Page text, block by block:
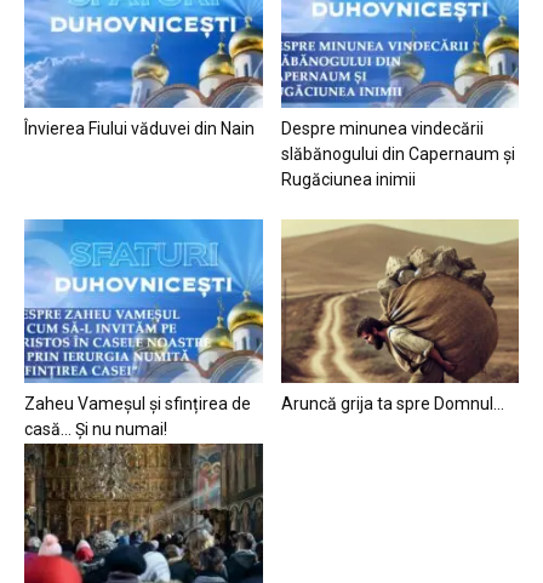
Învierea Fiului văduvei din Nain
Despre minunea vindecării
slăbănogului din Capernaum și
Rugăciunea inimii
Zaheu Vameșul și sfințirea de
casă… Și nu numai!
Aruncă grija ta spre Domnul…